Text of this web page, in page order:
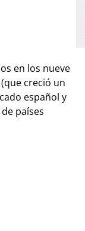
en los nueve
creció un
español y
países